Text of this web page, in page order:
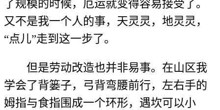
了规模的时候，厄运就变得容易接受了。
又不是我一个人的事，天灵灵，地灵灵，
“点儿”走到这一步了。
但是劳动改造也并非易事。在山区我
学会了背篓子，弓背弯腰前行，左右手的
姆指与食指围成一个环形，遇坎可以小